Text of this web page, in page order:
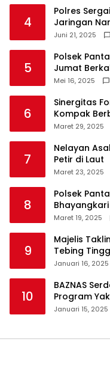
4
Polres
Jaringan
Delivery
Juni 21, 2025
5
Polsek
Jumat
Mei 16, 2025
6
Sinergitas
Maret 29, 2025
7
Nelayan
Petir di Laut
Maret 23, 2025
8
Polsek
Takjil
Maret 19, 2025
9
Majelis
Tebing
Haram
Januari 16, 2025
10
BAZNAS
Program
Perkenalan
Januari 15, 2025